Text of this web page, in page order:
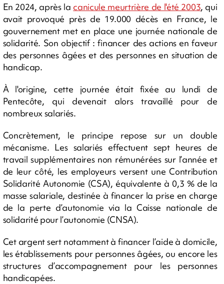
En 2024, après la canicule meurtrière de l'été 2003, qui
avait provoqué près de 19.000 décès en France, le
gouvernement met en place une journée nationale de
solidarité. Son objectif : financer des actions en faveur
des personnes âgées et des personnes en situation de
handicap.
À l'origine, cette journée était fixée au lundi de
Pentecôte, qui devenait alors travaillé pour de
nombreux salariés.
Concrètement, le principe repose sur un double
mécanisme. Les salariés effectuent sept heures de
travail supplémentaires non rémunérées sur l’année et
de leur côté, les employeurs versent une Contribution
Solidarité Autonomie (CSA), équivalente à 0,3 % de la
masse salariale, destinée à financer la prise en charge
de la perte d’autonomie via la Caisse nationale de
solidarité pour l’autonomie (CNSA).
Cet argent sert notamment à financer l’aide à domicile,
les établissements pour personnes âgées, ou encore les
structures d’accompagnement pour les personnes
handicapées.